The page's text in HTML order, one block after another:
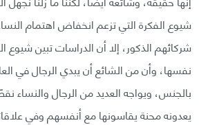
شيوع الفكرة التي تزعم انخفاض اهتمام
شركائهم الذكور، إلا أن الدراسات تبين شيوع
نفسها، وأن من الشائع أن يبدي الرجال في
بالجنس، ويواجه العديد من الرجال والنساء
يعدونه محنة يقاسونها مع أنفسهم وفي